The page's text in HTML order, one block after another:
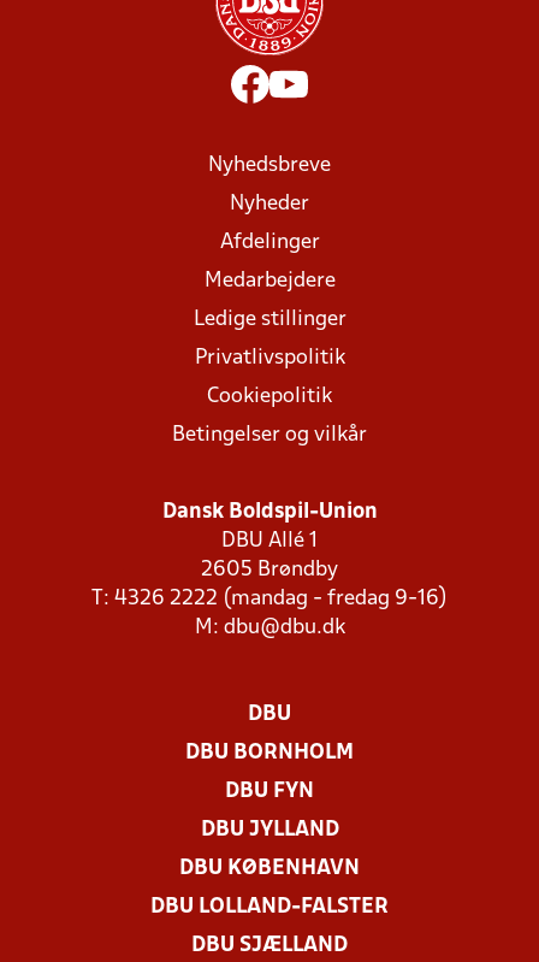
Nyhedsbreve
Nyheder
Afdelinger
Medarbejdere
Ledige stillinger
Privatlivspolitik
Cookiepolitik
Betingelser og vilkår
Dansk Boldspil-Union
DBU Allé 1
2605 Brøndby
T: 4326 2222 (mandag - fredag 9-16)
M: dbu@dbu.dk
DBU
DBU BORNHOLM
DBU FYN
DBU JYLLAND
DBU KØBENHAVN
DBU LOLLAND-FALSTER
DBU SJÆLLAND